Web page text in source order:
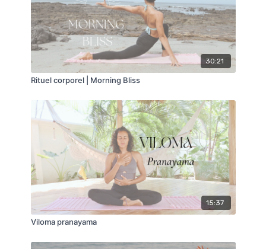
L'idée est de libérer la colonne vertébrale de toute
ces tensions tout en renouant avec la fluidité,
incarnant ainsi les jolies vagues de l'océan.
Le petit + ?Cette vidéo est introductive au flow
associé "Faire danser sa colonne".
N'hésite pas à me dire comment ça s'est passé en
commentaire ! 🌸
Avec tout mon amour,
C.
30:21
Rituel corporel | Morning Bliss
15:37
Viloma pranayama